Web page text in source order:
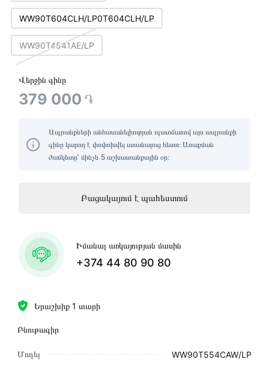
WW90T604CLH/LP0T604CLH/LP
WW90T4541AE/LP
Երաշխիք 1 տարի
Բնութագիր
Մոդել
WW90T554CAW/LP
Վերջին գինը
379 000 ֏
Ապրանքների անհասանելիության պատճառով այս ապրանքի
գինը կարող է փոփոխվել ստանալուց հետո։ Առաքման
ժամկետը՝ մինչև 5 աշխատանքային օր։
Բացակայում է պահեստում
Իմանալ առկայության մասին
+374 44 80 90 80